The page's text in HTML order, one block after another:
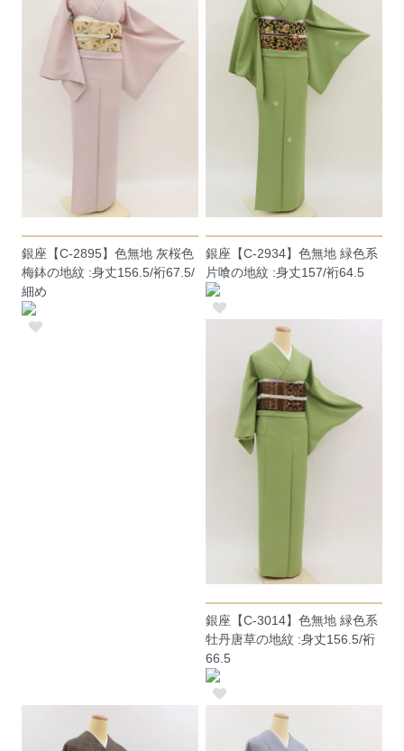
銀座【C-2895】色無地 灰桜色
梅鉢の地紋 :身丈156.5/裄67.5/
細め
銀座【C-2934】色無地 緑色系
片喰の地紋 :身丈157/裄64.5
銀座【C-3014】色無地 緑色系
牡丹唐草の地紋 :身丈156.5/裄
66.5